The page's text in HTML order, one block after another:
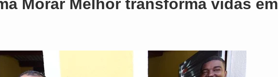
Comando Vermelho
Morar Melhor transforma vidas em